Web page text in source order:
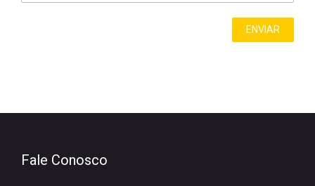
Fale Conosco